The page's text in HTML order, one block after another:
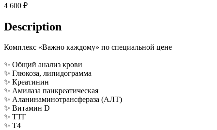
4 600 ₽
Description
Комплекс «Важно каждому» по специальной цене
✨ Общий анализ крови
✨ Глюкоза, липидограмма
✨ Креатинин
✨ Амилаза панкреатическая
✨ Аланинаминотрансфераза (АЛТ)
✨ Витамин D
✨ ТТГ
✨ Т4